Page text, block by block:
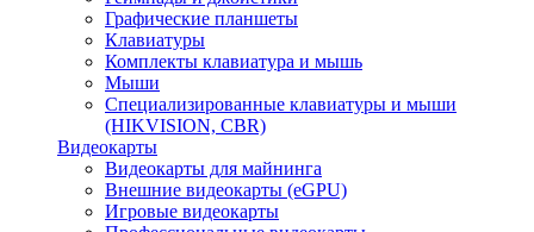
Графические планшеты
Клавиатуры
Комплекты клавиатура и мышь
Мыши
Специализированные клавиатуры и мыши
(HIKVISION, CBR)
Видеокарты
Видеокарты для майнинга
Внешние видеокарты (eGPU)
Игровые видеокарты